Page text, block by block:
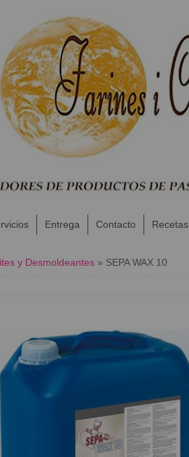
Entrega Contacto Recetas
y Desmoldeantes» SEPA WAX 10